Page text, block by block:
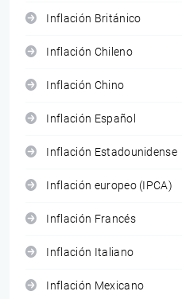
Inflación Británico
Inflación Chileno
Inflación Chino
Inflación Español
Inflación Estadounidense
Inflación europeo (IPCA)
Inflación Francés
Inflación Italiano
Inflación Mexicano